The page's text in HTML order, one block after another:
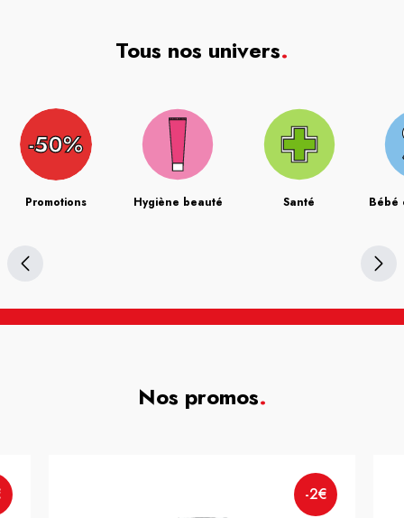
Tous nos univers.
Promotions Hygiène beauté Santé Bébé
Nos promos.
-2€